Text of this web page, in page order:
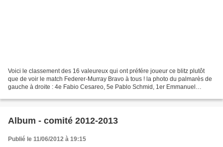
Voici le classement des 16 valeureux qui ont préfére joueur ce blitz plutôt
que de voir le match Federer-Murray Bravo à tous ! la photo du palmarès de
gauche à droite : 4e Fabio Cesareo, 5e Pablo Schmid, 1er Emmanuel
Album - comité 2012-2013
Publié le 11/06/2012 à 19:15